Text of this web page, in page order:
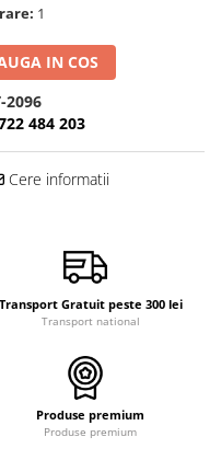
1
IN COS
2096
484 203
Cere informatii
Transport Gratuit peste 300 lei
Transport national
Produse premium
Produse premium